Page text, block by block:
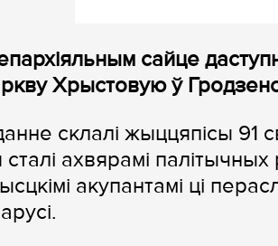
сайце
Хрыстовую ў
склалі жыццяпісы 91
сталі ахвярамі
акупантамі ці